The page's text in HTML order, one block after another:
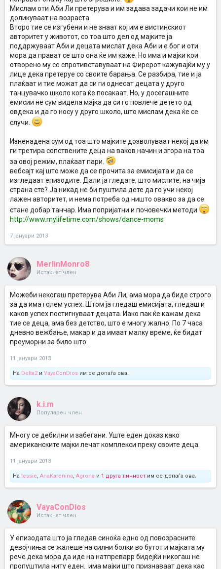
Мислам оти Аби Ли претерува и им задава задачи кои не им
доликуваат на возраста.
Второ тие се изгубени и не знаат кој им е вистинскиот
авторитет у животот, со тоа што дел од мајките ја
поддржуваат Аби и децата мислат дека Аби и е бог и оти
мора да прават се што она ќе им каже. Но има и мајки кои
отворено му се спротивставуваат на Фирерот кажувајќи му у
лице дека претеруе со своите барања. Се разбира, тие и ја
плаќаат и тие можат да си ги однесат децата у друго
танцувачко школо кога ќе посакаат. Но, у досегашните
емисии не сум видела мајка да си го повлече детето од
овдека и да го носу у друго школо, што мислам дека ќе се
случи.
Изненадена сум од тоа што мајките дозволуваат некој да им
ги третира сопствените деца на ваков начин и згора на тоа
за овој режим, плаќаат пари.
вебсајт кај што може да се прочита за емисијата и да се
изгледаат епизодите. Дали ја гледате, што мислите, на чија
страна сте? Ја никад не би пуштила дете да го учи некој
лажен авторитет, и нема потреба од ништо овакво за да се
стане добар танчар. Има попријатни и почовечки методи
http://www.mylifetime.com/shows/dance-moms
7 јануари 2013
MerlinMonro8
Истакнат член
Можеби некогаш претерува Аби Ли, ама мора да биде строго
за да има голем успех. Штом ја гледаш емисијата, гледаш и
каков успех постигнуваат децата. Иако пак ќе кажам дека
тие се деца, ама без детство, што е многу жално. По 7 часа
дневно вежбање, макар и да имаат малку време, ќе бидат
преуморни за било што.
11 јануари 2013
На Delta2и VayaConDios им се допаѓа ова.
k.i.m
Популарен член
Многу се дебилни и забегани. Уште еден доказ како
американските мајки лечат комплекси преку своите деца.
11 јануари 2013
На tessie, AnaKarenina, Agrona и 1 друга личност им се допаѓа ова.
VayaConDios
Истакнат член
У епизодата што ја гледав синоќа едно од повозрасните
девојчиња се жалеше на силни болки во бутот и мајката му
рече дека мора да иде на натпреварр бидејќи никогаш не
пропуштила ниту еден.. има мајки што признаваат дека као